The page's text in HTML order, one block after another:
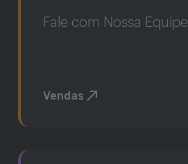
Fale com Nossa Equipe
Vendas